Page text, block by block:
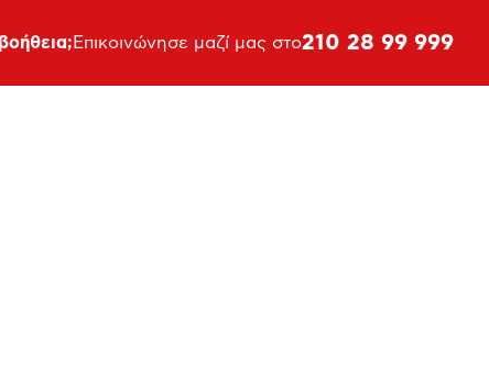
Επικοινώνησε μαζί μας στο210 28 99 999